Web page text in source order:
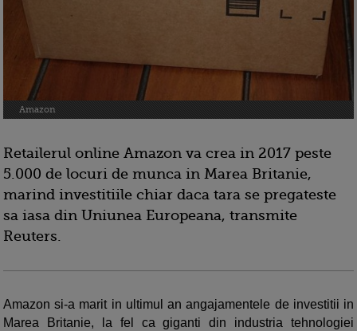
Amazon
Retailerul online Amazon va crea in 2017 peste
5.000 de locuri de munca in Marea Britanie,
marind investitiile chiar daca tara se pregateste
sa iasa din Uniunea Europeana, transmite
Reuters.
Amazon si-a marit in ultimul an angajamentele de investitii in
Marea Britanie, la fel ca giganti din industria tehnologiei